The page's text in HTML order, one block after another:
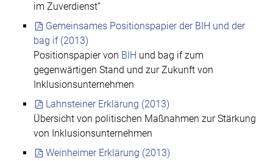
im Zuverdienst”
Gemeinsames Positionspapier der BIH und der
bag if (2013)
Positionspapier von BIH und bag if zum
gegenwärtigen Stand und zur Zukunft von
Inklusionsunternehmen
Lahnsteiner Erklärung (2013)
Übersicht von politischen Maßnahmen zur Stärkung
von Inklusionsunternehmen
Weinheimer Erklärung (2013)